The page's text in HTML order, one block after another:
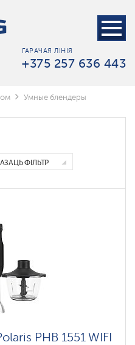
ГАРАЧАЯ ЛІНІЯ
+375 257 636 443
Умные блендеры
ФІЛЬТР
PHB 1551 WIFI